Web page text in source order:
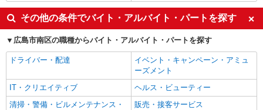
その他の条件でバイト・アルバイト・パートを探す
広島市南区の職種からバイト・アルバイト・パートを探す
ドライバー・配達
イベント・キャンペーン・アミュ
ーズメント
IT・クリエイティブ
ヘルス・ビューティー
清掃・警備・ビルメンテナンス・
販売・接客サービス